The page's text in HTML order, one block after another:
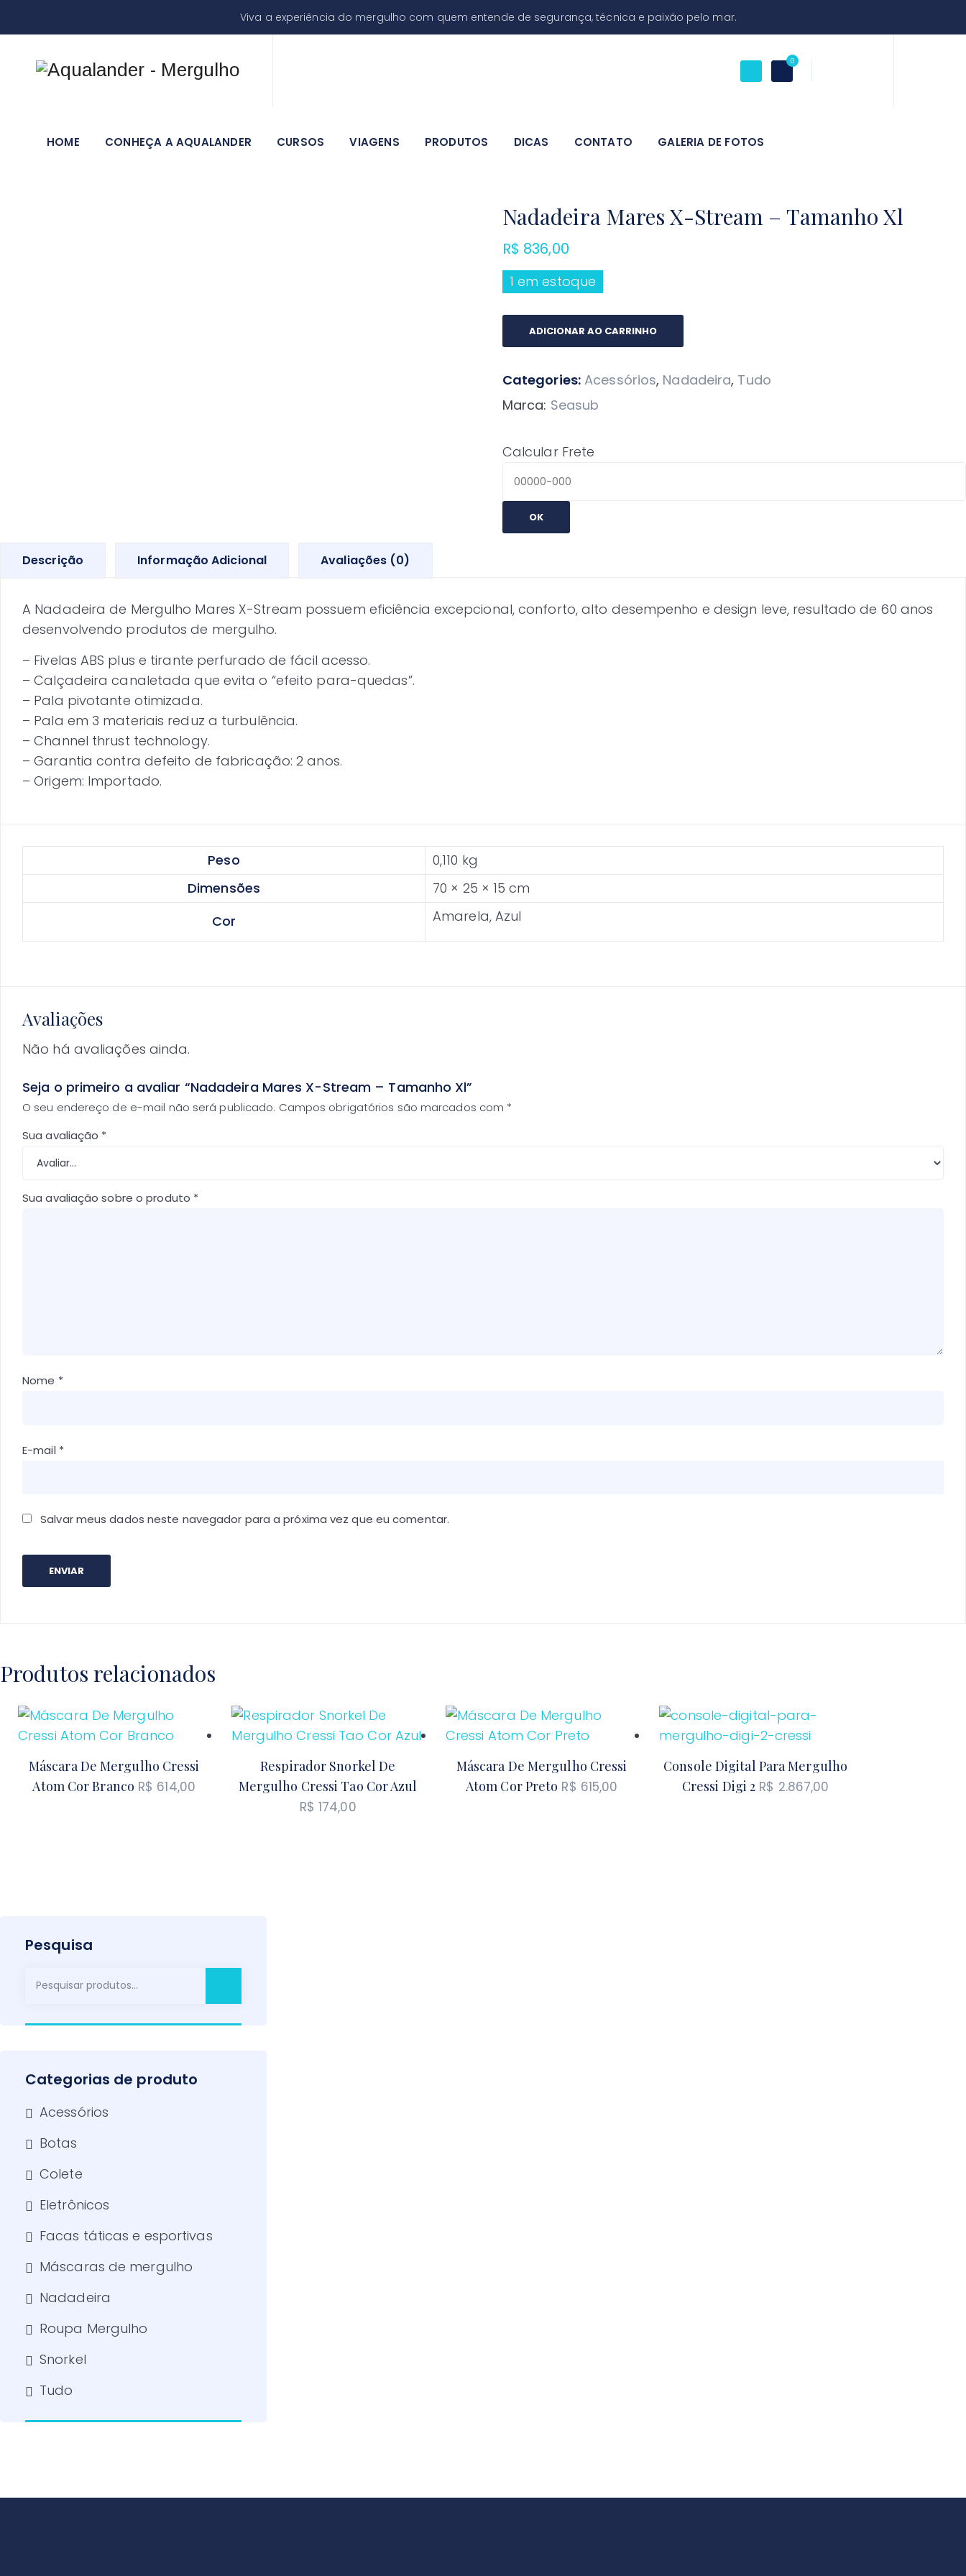
Viva a experiência do mergulho com quem entende de segurança, técnica e paixão pelo mar.
0
HOME CONHEÇA A AQUALANDER CURSOS VIAGENS PRODUTOS DICAS CONTATO GALERIA DE FOTOS
Nadadeira Mares X-Stream – Tamanho Xl
R$ 836,00
1 em estoque
Nadadeira
Mares
Stream
-
Xl
ADICIONAR AO CARRINHO
Categories: Acessórios, Nadadeira, Tudo
Marca: Seasub
Calcular Frete
OK
Descrição Informação Adicional Avaliações (0)
A Nadadeira de Mergulho Mares X-Stream possuem eficiência excepcional, conforto, alto desempenho e design leve, resultado de 60 anos
desenvolvendo produtos de mergulho.
– Fivelas ABS plus e tirante perfurado de fácil acesso.
– Calçadeira canaletada que evita o “efeito para-quedas”.
– Pala pivotante otimizada.
– Pala em 3 materiais reduz a turbulência.
– Channel thrust technology.
– Garantia contra defeito de fabricação: 2 anos.
– Origem: Importado.
Peso
0,110 kg
Dimensões
70 × 25 × 15 cm
Cor
Amarela, Azul
Avaliações
Não há avaliações ainda.
Seja o primeiro a avaliar “Nadadeira Mares X-Stream – Tamanho Xl”
O seu endereço de e-mail não será publicado. Campos obrigatórios são marcados com *
Sua avaliação *
Sua avaliação sobre o produto *
Nome *
E-mail *
Salvar meus dados neste navegador para a próxima vez que eu comentar.
Produtos relacionados
Máscara De Mergulho Cressi
Atom Cor Branco R$ 614,00
Respirador Snorkel De
Mergulho Cressi Tao Cor Azul
R$ 174,00
Máscara De Mergulho Cressi
Atom Cor Preto R$ 615,00
Console Digital Para Mergulho
Cressi Digi 2 R$ 2.867,00
Pesquisa
i
a
r
o
r
Categorias de produto
Acessórios
Botas
Colete
Eletrônicos
Facas táticas e esportivas
Máscaras de mergulho
Nadadeira
Roupa Mergulho
Snorkel
Tudo